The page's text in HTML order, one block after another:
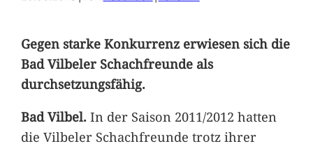
Gegen starke Konkurrenz erwiesen sich die
Bad Vilbeler Schachfreunde als
durchsetzungsfähig.
Bad Vilbel.In der Saison 2011/2012 hatten
die Vilbeler Schachfreunde trotz ihrer